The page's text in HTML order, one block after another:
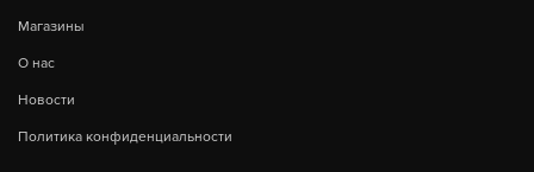
Магазины
О нас
Новости
Политика конфиденциальности